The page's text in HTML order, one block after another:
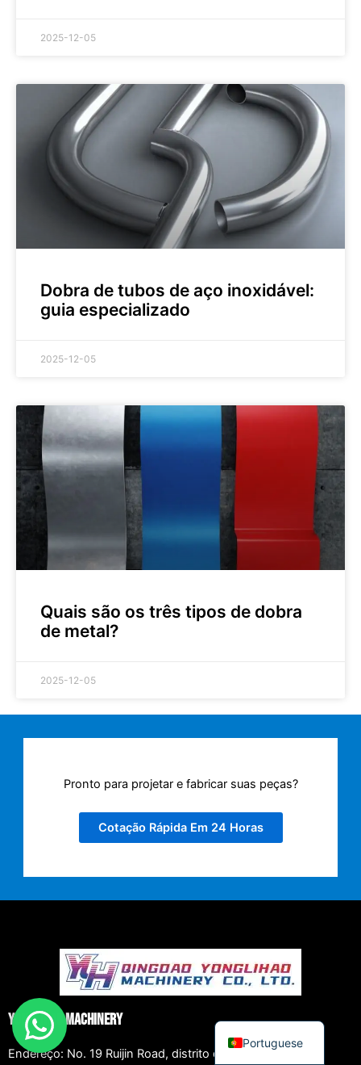
2025-12-05
Dobra de tubos de aço inoxidável:
guia especializado
2025-12-05
Quais são os três tipos de dobra
de metal?
2025-12-05
Pronto para projetar e fabricar suas peças?
Cotação Rápida Em 24 Horas
Yonglihao Machinery
Endereço: No. 19 Ruijin Road, distrito de Licang, Qingdao,
Portuguese
Arabic
Chinese
Italian